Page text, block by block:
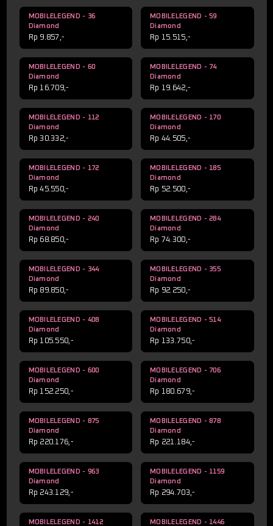
MOBILELEGEND - 36
Diamond
Rp 9.857,-
MOBILELEGEND - 59
Diamond
Rp 15.515,-
MOBILELEGEND - 60
Diamond
Rp 16.709,-
MOBILELEGEND - 74
Diamond
Rp 19.642,-
MOBILELEGEND - 112
Diamond
Rp 30.332,-
MOBILELEGEND - 170
Diamond
Rp 44.505,-
MOBILELEGEND - 172
Diamond
Rp 45.550,-
MOBILELEGEND - 185
Diamond
Rp 52.500,-
MOBILELEGEND - 240
Diamond
Rp 68.850,-
MOBILELEGEND - 284
Diamond
Rp 74.300,-
MOBILELEGEND - 344
Diamond
Rp 89.850,-
MOBILELEGEND - 355
Diamond
Rp 92.250,-
MOBILELEGEND - 408
Diamond
Rp 105.550,-
MOBILELEGEND - 514
Diamond
Rp 133.750,-
MOBILELEGEND - 600
Diamond
Rp 152.250,-
MOBILELEGEND - 706
Diamond
Rp 180.679,-
MOBILELEGEND - 875
Diamond
Rp 220.176,-
MOBILELEGEND - 878
Diamond
Rp 221.184,-
MOBILELEGEND - 963
Diamond
Rp 243.129,-
MOBILELEGEND - 1159
Diamond
Rp 294.703,-
MOBILELEGEND - 1412
MOBILELEGEND - 1446